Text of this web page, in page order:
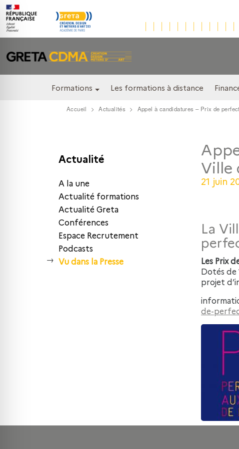
Formations Les formations à distance
Accueil Actualités Appel à candidatures – Prix de
Actualité
A la une
Actualité formations
Actualité Greta
Conférences
Espace Recrutement
Podcasts
Vu dans la Presse
Ville
21 juin
La
Les Prix
Dotés de
projet
de-